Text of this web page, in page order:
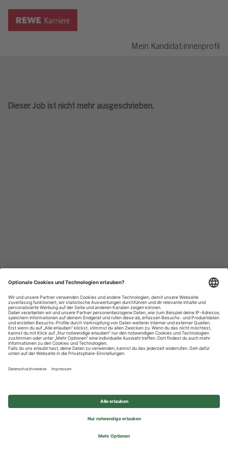
Mein Kandidat:innenprofil
Dieser Job ist nicht mehr ausgeschrieben.
Datenschutzhinweise
Impressum
Privatsphäre-Einstellungen
© 2026 REWE Group - All rights reserved